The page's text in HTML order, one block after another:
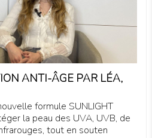
ANTI-ÂGE PAR LÉA,
formule SUNLIGHT
la peau des UVA, UVB, de
tout en souten